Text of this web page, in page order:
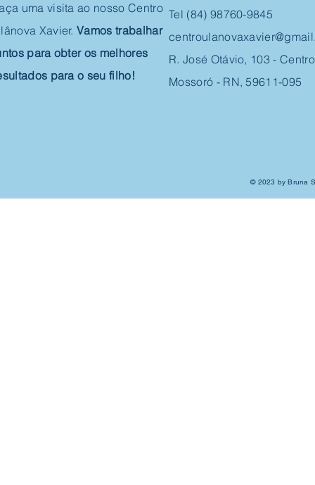
uma visita ao nosso Centro
Xavier. Vamos trabalhar
para obter os melhores
para o seu filho!
Tel (84) 98760-9845
R. José Otávio, 103 -
Mossoró - RN, 59611-095
© 2023 by Bruna